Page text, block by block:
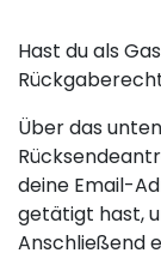
Hast du als
Über das
deine Email-
getätigt hast,
Anschließend